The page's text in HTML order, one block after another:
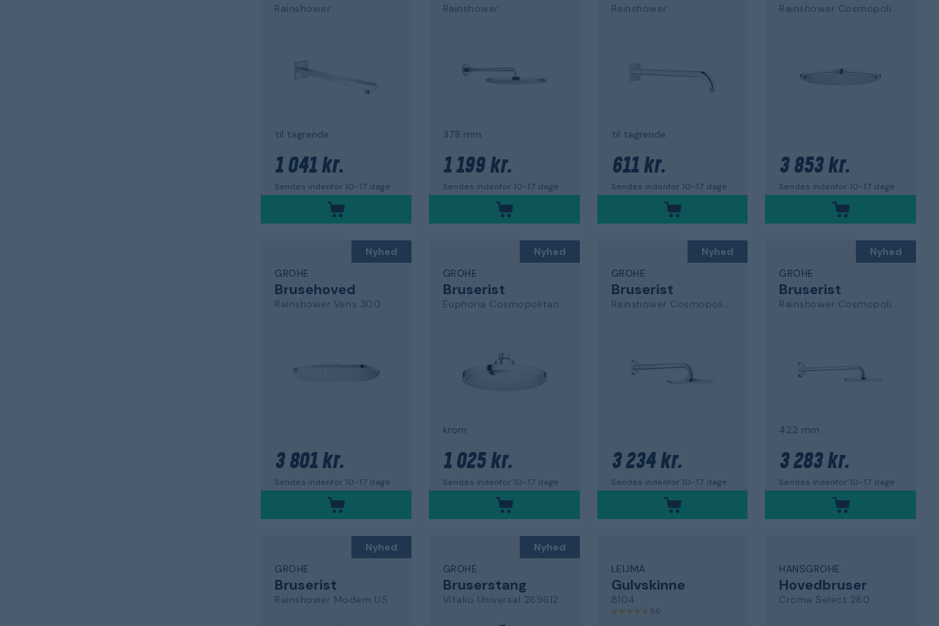
Rainshower
til tagrende
1 041 kr.
Sendes indenfor 10-17 dage
Rainshower
378 mm
1 199 kr.
Sendes indenfor 10-17 dage
Rainshower
til tagrende
611 kr.
Sendes indenfor 10-17 dage
Rainshower Cosmopolitan 310
3 853 kr.
Sendes indenfor 10-17 dage
Nyhed
GROHE
Brusehoved
Rainshower Veris 300
3 801 kr.
Sendes indenfor 10-17 dage
Nyhed
GROHE
Bruserist
Euphoria Cosmopolitan 180
krom
1 025 kr.
Sendes indenfor 10-17 dage
Nyhed
GROHE
Bruserist
Rainshower Cosmopolitan 210
3 234 kr.
Sendes indenfor 10-17 dage
Nyhed
GROHE
Bruserist
Rainshower Cosmopolitan 210
422 mm
3 283 kr.
Sendes indenfor 10-17 dage
Nyhed
GROHE
Bruserist
Rainshower Modern US
Nyhed
GROHE
Bruserstang
Vitalio Universal 269612431
LEIJMA
Gulvskinne
8104
5,0
HANSGROHE
Hovedbruser
Croma Select 280